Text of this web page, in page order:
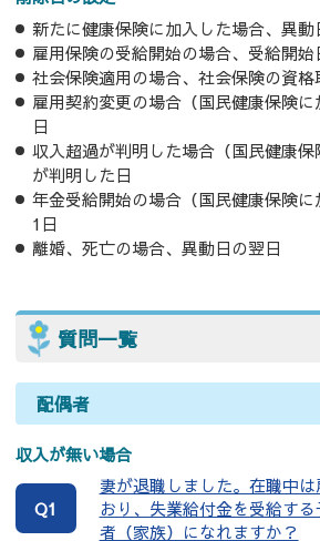
新たに健康保険に加入した場合、異動
雇用保険の受給開始の場合、受給開始
社会保険適用の場合、社会保険の資格
雇用契約変更の場合（国民健康保険
日
収入超過が判明した場合（国民健康
が判明した日
年金受給開始の場合（国民健康保険
1日
離婚、死亡の場合、異動日の翌日
質問一覧
配偶者
収入が無い場合
Q1
妻が退職しました。在職中
おり、失業給付金を受給す
者（家族）になれますか？